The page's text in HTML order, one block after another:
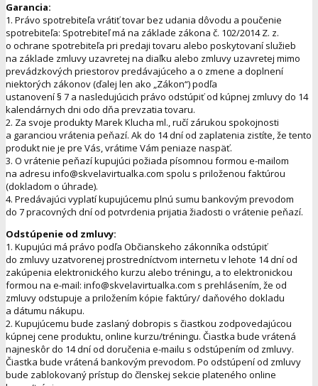
Garancia:
1. Právo spotrebiteľa vrátiť tovar bez udania dôvodu a poučenie
spotrebiteľa: Spotrebiteľ má na základe zákona č. 102/2014 Z. z.
o ochrane spotrebiteľa pri predaji tovaru alebo poskytovaní služieb
na základe zmluvy uzavretej na diaľku alebo zmluvy uzavretej mimo
prevádzkových priestorov predávajúceho a o zmene a doplnení
niektorých zákonov (ďalej len ako „Zákon“) podľa
ustanovení § 7 a nasledujúcich právo odstúpiť od kúpnej zmluvy do 14
kalendárnych dni odo dňa prevzatia tovaru.
2. Za svoje produkty Marek Klucha ml., ručí zárukou spokojnosti
a garanciou vrátenia peňazí. Ak do 14 dní od zaplatenia zistíte, že tento
produkt nie je pre Vás, vrátime Vám peniaze naspäť.
3. O vrátenie peňazí kupujúci požiada písomnou formou e-mailom
na adresu info@skvelavirtualka.com spolu s priloženou faktúrou
(dokladom o úhrade).
4. Predávajúci vyplatí kupujúcemu plnú sumu bankovým prevodom
do 7 pracovných dní od potvrdenia prijatia žiadosti o vrátenie peňazí.
Odstúpenie od zmluvy:
1. Kupujúci má právo podľa Občianskeho zákonníka odstúpiť
do zmluvy uzatvorenej prostredníctvom internetu v lehote 14 dní od
zakúpenia elektronického kurzu alebo tréningu, a to elektronickou
formou na e-mail: info@skvelavirtualka.com s prehlásením, že od
zmluvy odstupuje a priložením kópie faktúry/ daňového dokladu
a dátumu nákupu.
2. Kupujúcemu bude zaslaný dobropis s čiastkou zodpovedajúcou
kúpnej cene produktu, online kurzu/tréningu. Čiastka bude vrátená
najneskôr do 14 dní od doručenia e-mailu s odstúpením od zmluvy.
Čiastka bude vrátená bankovým prevodom. Po odstúpení od zmluvy
bude zablokovaný prístup do členskej sekcie plateného online